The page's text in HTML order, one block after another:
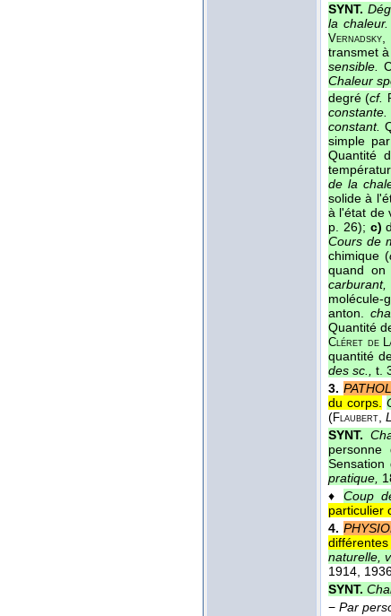
SYNT.
la
Vernadsky
transmet
sensible.
Chaleur
degré (cf.
constante.
constant.
simple
Quantité
de la
solide à
à l'état de
p. 26); c)
Cours de
chimique (
quand on
carburant,
molécule-
anton.
Quantité
Cléret de
quantité
des sc., t.
3.
du corps.
(Flaubert,
SYNT.
personne
pratique,
♦Coup
particulier
4.
naturelle,
1914,
SYNT.
− Par